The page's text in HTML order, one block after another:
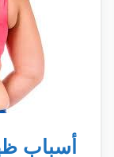
أسباب